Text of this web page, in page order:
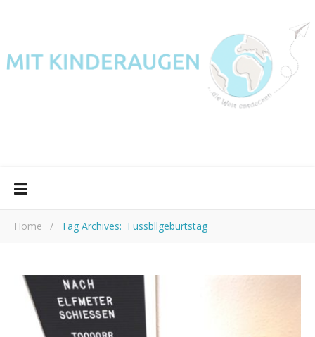
Home / Tag Archives: Fussbllgeburtstag